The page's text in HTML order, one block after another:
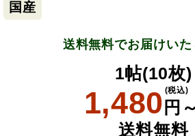
国産
送料無料でお届けいた
1帖(10枚)
1,480 円～
(税込)
送料無料